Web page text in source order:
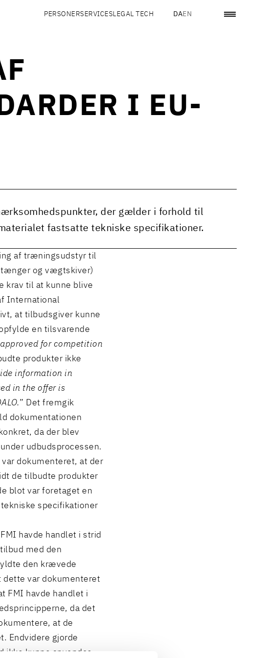
PERSONERSERVICESLEGAL TECH DAEN
I EU-
der gælder i forhold til
fastsatte tekniske specifikationer.
af træningsudstyr til
og vægtskiver)
krav til at kunne blive
International
at tilbudsgiver kunne
en tilsvarende
for competition
produkter ikke
information in
in the offer is
” Det fremgik
dokumentationen
da der blev
udbudsprocessen.
dokumenteret, at der
de tilbudte produkter
blot var foretaget en
specifikationer
havde handlet i strid
med den
den krævede
dette var dokumenteret
FMI havde handlet i
da det
at de
Endvidere gjorde
kunne anvendes